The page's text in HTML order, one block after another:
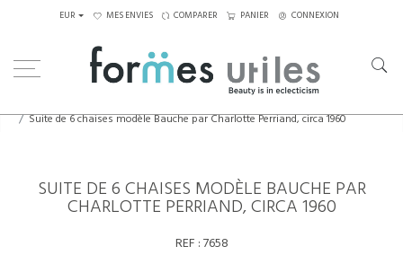
EUR MES ENVIES COMPARER PANIER CONNEXION
Suite de 6 chaises modèle Bauche par Charlotte Perriand, circa 1960
SUITE DE 6 CHAISES MODÈLE BAUCHE PAR
CHARLOTTE PERRIAND, CIRCA 1960
REF :7658